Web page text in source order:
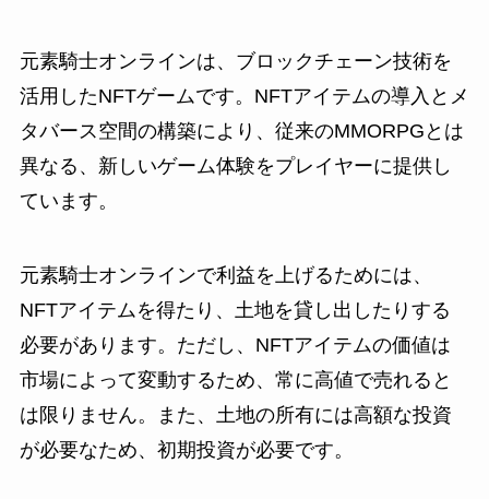
元素騎士オンラインは、ブロックチェーン技術を
活用したNFTゲームです。NFTアイテムの導入とメ
タバース空間の構築により、従来のMMORPGとは
異なる、新しいゲーム体験をプレイヤーに提供し
ています。
元素騎士オンラインで利益を上げるためには、
NFTアイテムを得たり、土地を貸し出したりする
必要があります。ただし、NFTアイテムの価値は
市場によって変動するため、常に高値で売れると
は限りません。また、土地の所有には高額な投資
が必要なため、初期投資が必要です。